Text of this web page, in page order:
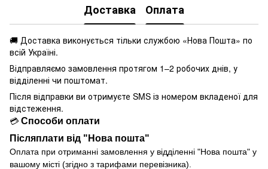
Доставка Оплата
🚚 Доставка виконується тільки службою «Нова Пошта» по
всій Україні.
Відправляємо замовлення протягом 1–2 робочих днів, у
відділенні чи поштомат.
Після відправки ви отримуєте SMS із номером вкладеної для
відстеження.
💳 Способи оплати
Післяплати від "Нова пошта"
Оплата при отриманні замовлення у відділенні "Нова пошта" у
вашому місті (згідно з тарифами перевізника).